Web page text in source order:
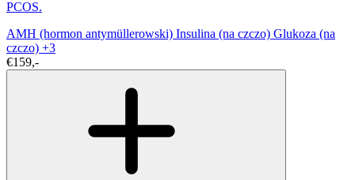
PCOS.
AMH (hormon antymüllerowski) Insulina (na czczo) Glukoza (na
czczo) +3
€159,-